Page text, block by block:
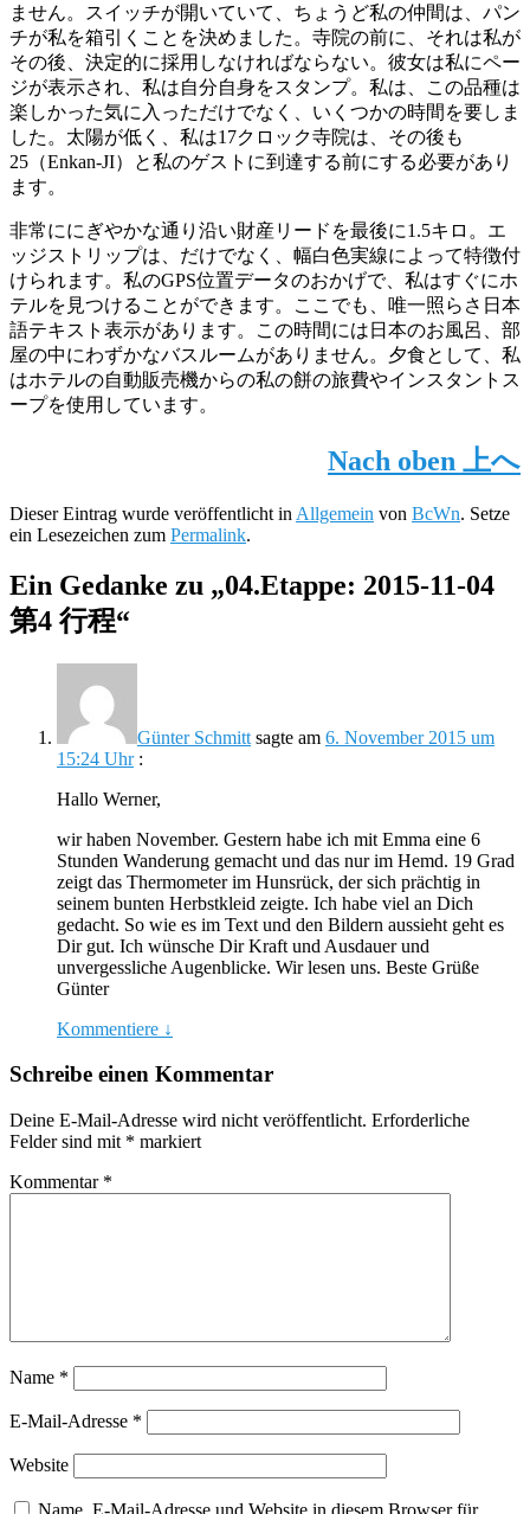
ません。スイッチが開いていて、ちょうど私の仲間は、パン
チが私を箱引くことを決めました。寺院の前に、それは私が
その後、決定的に採用しなければならない。彼女は私にペー
ジが表示され、私は自分自身をスタンプ。私は、この品種は
楽しかった気に入っただけでなく、いくつかの時間を要しま
した。太陽が低く、私は17クロック寺院は、その後も
25（Enkan-JI）と私のゲストに到達する前にする必要があり
ます。
非常ににぎやかな通り沿い財産リードを最後に1.5キロ。エ
ッジストリップは、だけでなく、幅白色実線によって特徴付
けられます。私のGPS位置データのおかげで、私はすぐにホ
テルを見つけることができます。ここでも、唯一照らさ日本
語テキスト表示があります。この時間には日本のお風呂、部
屋の中にわずかなバスルームがありません。夕食として、私
はホテルの自動販売機からの私の餅の旅費やインスタントス
ープを使用しています。
Nach oben 上へ
Dieser Eintrag wurde veröffentlicht in Allgemein von BcWn. Setze
ein Lesezeichen zum Permalink.
Ein Gedanke zu „04.Etappe: 2015-11-04
第4 行程“
Günter Schmitt sagte am 6. November 2015 um
15:24 Uhr :
Hallo Werner,
wir haben November. Gestern habe ich mit Emma eine 6
Stunden Wanderung gemacht und das nur im Hemd. 19 Grad
zeigt das Thermometer im Hunsrück, der sich prächtig in
seinem bunten Herbstkleid zeigte. Ich habe viel an Dich
gedacht. So wie es im Text und den Bildern aussieht geht es
Dir gut. Ich wünsche Dir Kraft und Ausdauer und
unvergessliche Augenblicke. Wir lesen uns. Beste Grüße
Günter
Kommentiere ↓
Schreibe einen Kommentar
Deine E-Mail-Adresse wird nicht veröffentlicht. Erforderliche
Felder sind mit * markiert
Kommentar *
Name *
E-Mail-Adresse *
Website